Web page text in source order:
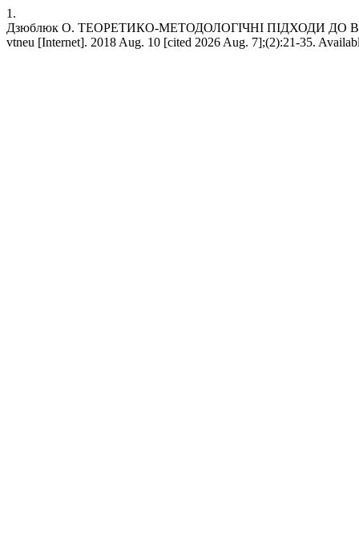
1.
Дзюблюк О. ТЕОРЕТИКО-МЕТОДОЛОГІЧНІ ПІДХОДИ
vtneu [Internet]. 2018 Aug. 10 [cited 2026 Aug. 7];(2):21-35.